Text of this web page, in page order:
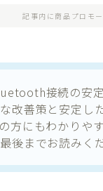
記事内に商品プロモ
接続の安
改善策と安定し
方にもわかりや
後までお読みく